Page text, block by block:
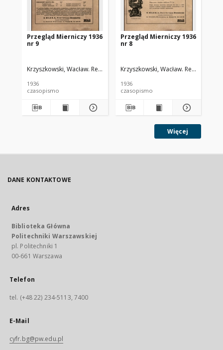
Przegląd Mierniczy 1936
nr 9
Krzyszkowski, Wacław. Red.
1936
czasopismo
Przegląd Mierniczy 1936
nr 8
Krzyszkowski, Wacław. Red.
1936
czasopismo
Więcej
DANE KONTAKTOWE
Adres
Biblioteka Główna
Politechniki Warszawskiej
pl. Politechniki 1
00-661 Warszawa
Telefon
tel. (+48 22) 234-5113, 7400
E-Mail
cyfr.bg@pw.edu.pl